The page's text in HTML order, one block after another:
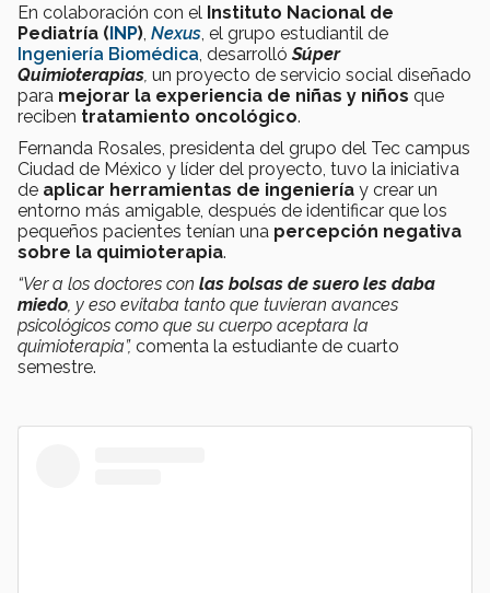
En colaboración con el Instituto Nacional de
Pediatría (INP) Nexus , el grupo estudiantil de
Ingeniería Biomédica , desarrollóSúper
Quimioterapias un proyecto de servicio social diseñado
para mejorar la experiencia de niñas y niños que
reciben tratamiento oncológico.
Fernanda Rosales, presidenta del grupo del Tec campus
Ciudad de México y líder del proyecto, tuvo la iniciativa
de aplicar herramientas de ingeniería y crear un
entorno más amigable, después de identificar que los
pequeños pacientes tenían una percepción negativa
sobre la quimioterapia.
“Ver a los doctores con las bolsas de suero les daba
miedo , y eso evitaba tanto que tuvieran avances
psicológicos como quesu cuerpo aceptara la
quimioterapia”, comenta la estudiante de cuarto
semestre.